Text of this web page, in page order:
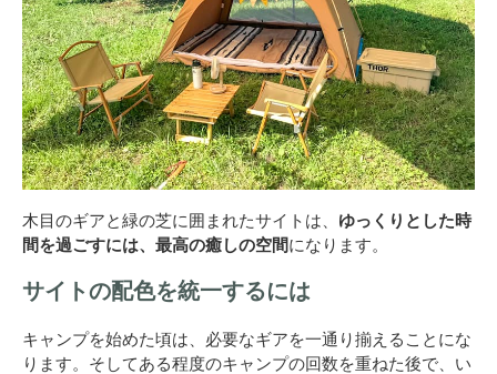
木目のギアと緑の芝に囲まれたサイトは、 ゆっくりとした時
間を過ごすには、最高の癒しの空間になります。
サイトの配色を統一するには
キャンプを始めた頃は、必要なギアを一通り揃えることにな
ります。そしてある程度のキャンプの回数を重ねた後で、い